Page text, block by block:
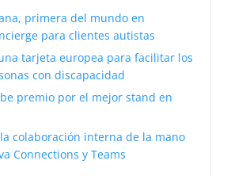
primera del mundo en
para clientes autistas
tarjeta europea para facilitar los
con discapacidad
premio por el mejor stand en
colaboración interna de la mano
Connections y Teams